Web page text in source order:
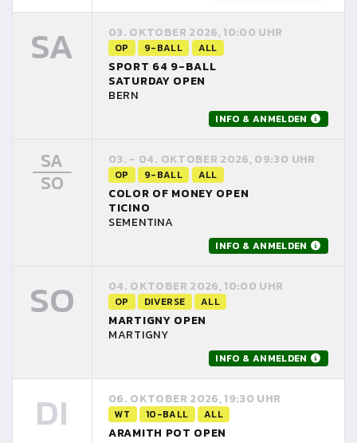
SA 03. OKTOBER 2026, 10:00 UHR
OP 9-BALL ALL
SPORT 64 9-BALL
SATURDAY OPEN
BERN
INFO & ANMELDEN
SA
SO
03. - 04. OKTOBER 2026, 09:30 UHR
OP 9-BALL ALL
COLOR OF MONEY OPEN
TICINO
SEMENTINA
INFO & ANMELDEN
SO 04. OKTOBER 2026, 10:00 UHR
OP DIVERSE ALL
MARTIGNY OPEN
MARTIGNY
INFO & ANMELDEN
DI 06. OKTOBER 2026, 19:30 UHR
WT 10-BALL ALL
ARAMITH POT OPEN